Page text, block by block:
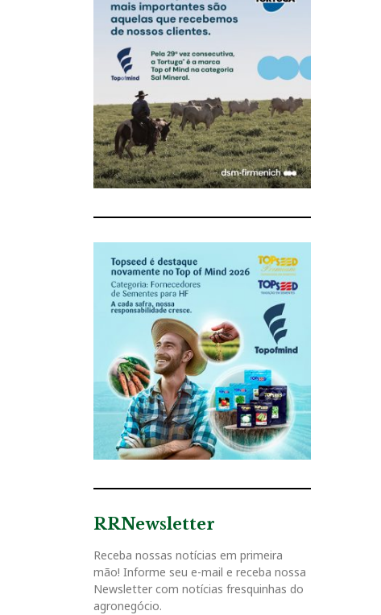
RRNewsletter
Receba nossas notícias em primeira
mão! Informe seu e-mail e receba nossa
Newsletter com notícias fresquinhas do
agronegócio.